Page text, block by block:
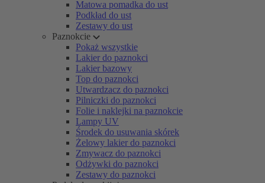
Matowa pomadka do ust
Podkład do ust
Zestawy do ust
Paznokcie
Pokaż wszystkie
Lakier do paznokci
Lakier bazowy
Top do paznokci
Utwardzacz do paznokci
Pilniczki do paznokci
Folie i naklejki na paznokcie
Lampy UV
Środek do usuwania skórek
Żelowy lakier do paznokci
Zmywacz do paznokci
Odżywki do paznokci
Zestawy do paznokci